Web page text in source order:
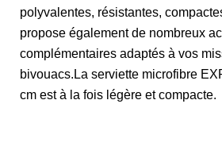
polyvalentes, résistantes,
propose également de nombreux
complémentaires adaptés à vos
bivouacs.La serviette microfibre
cm est à la fois légère et compacte.